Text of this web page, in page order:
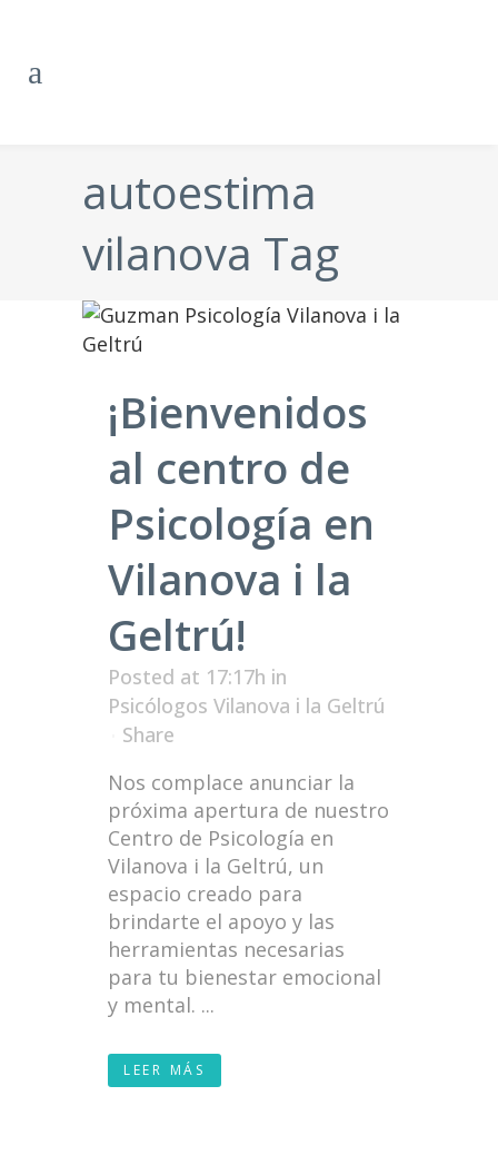
autoestima
vilanova Tag
¡Bienvenidos
al centro de
Psicología en
Vilanova i la
Geltrú!
Posted at 17:17h in
Psicólogos Vilanova i la Geltrú
Share
Nos complace anunciar la
próxima apertura de nuestro
Centro de Psicología en
Vilanova i la Geltrú, un
espacio creado para
brindarte el apoyo y las
herramientas necesarias
para tu bienestar emocional
y mental. ...
LEER MÁS